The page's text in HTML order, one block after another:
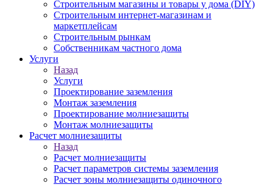
Строительным магазины и товары у дома (DIY)
Строительным интернет-магазинам и
маркетплейсам
Строительным рынкам
Собственникам частного дома
Услуги
Назад
Услуги
Проектирование заземления
Монтаж заземления
Проектирование молниезащиты
Монтаж молниезащиты
Расчет молниезащиты
Назад
Расчет молниезащиты
Расчет параметров системы заземления
Расчет зоны молниезащиты одиночного